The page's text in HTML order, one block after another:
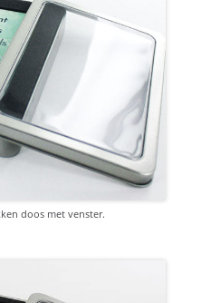
doos met venster.